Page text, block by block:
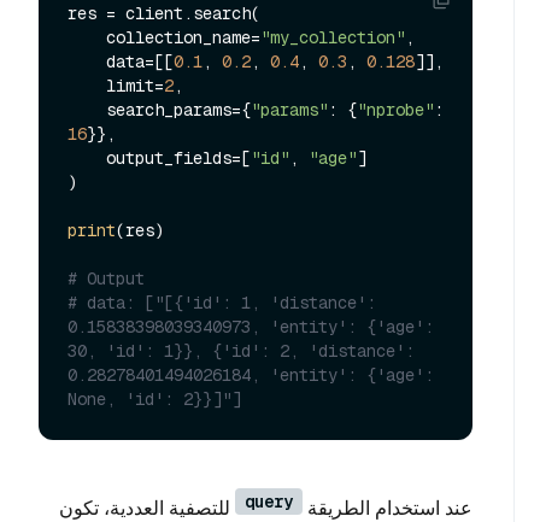
res = client.search(
    collection_name=
"my_collection" ,
    data=[[
0.1, 0.2, 0.4, 0.3 , 0.128]],
    limit=
2,
    search_params={
"params" : {"nprobe"
16}},
    output_fields=[
"id" , "age"]
)
print(res)
# Output
# data: ["[{'id': 1, 'distance':
0.15838398039340973, 'entity': {'age':
30, 'id': 1}}, {'id': 2, 'distance':
0.28278401494026184, 'entity': {'age':
None, 'id': 2}}]"]
عند استخدام الطريقة query
للتصفية العددية، تكون